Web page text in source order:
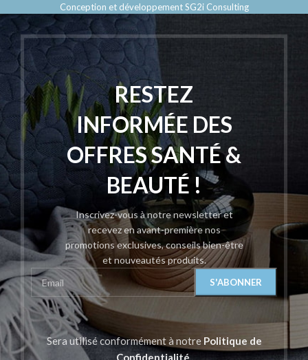
Conception et développement SG2i Consulting
RESTEZ
INFORMÉE DES
OFFRES SANTÉ &
BEAUTÉ !
Inscrivez-vous à notre newsletter et
recevez en avant-première nos
promotions exclusives, conseils bien-être
et nouveautés produits.
Sera utilisé conformément à notre Politique de